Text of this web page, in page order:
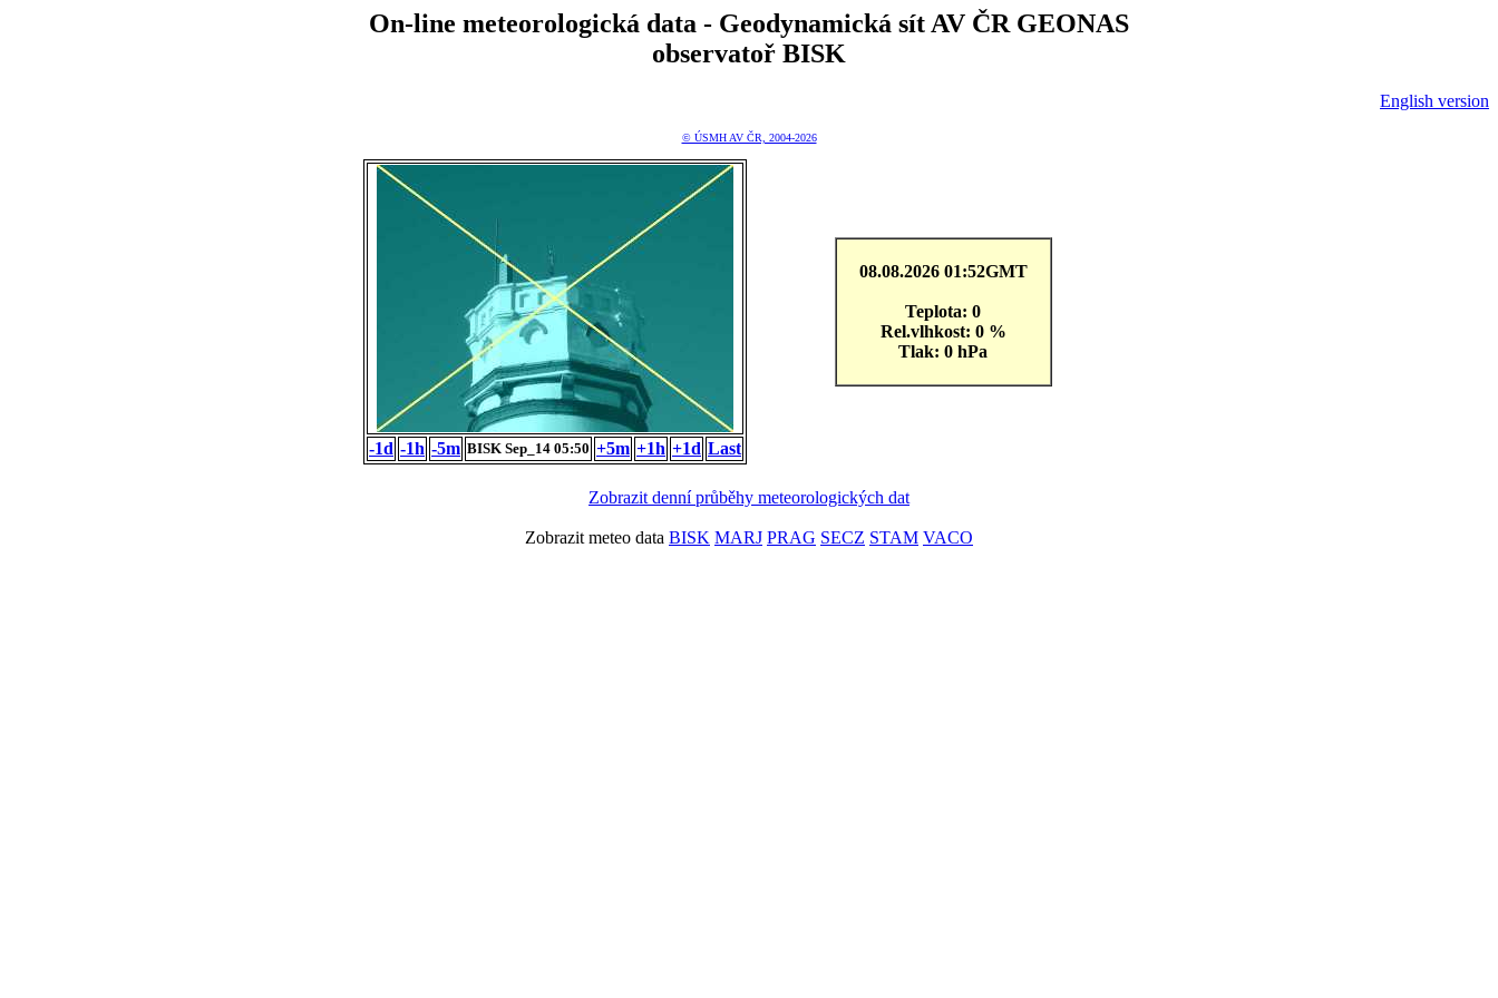
On-line meteorologická data - Geodynamická sít AV ČR GEONAS
observatoř BISK
English version
© ÚSMH AV ČR, 2004-2026
-1d -1h -5m BISK Sep_14 05:50 +5m +1h +1d Last
08.08.2026 01:52GMT
Teplota: 0
Rel.vlhkost: 0 %
Tlak: 0 hPa
Zobrazit denní průběhy meteorologických dat
Zobrazit meteo data BISK MARJ PRAG SECZ STAM VACO